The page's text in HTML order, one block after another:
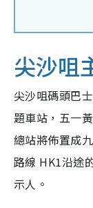
尖沙咀
尖沙咀碼頭巴
題車站，五一
總站將佈置成
路線 HK1沿途
示人。